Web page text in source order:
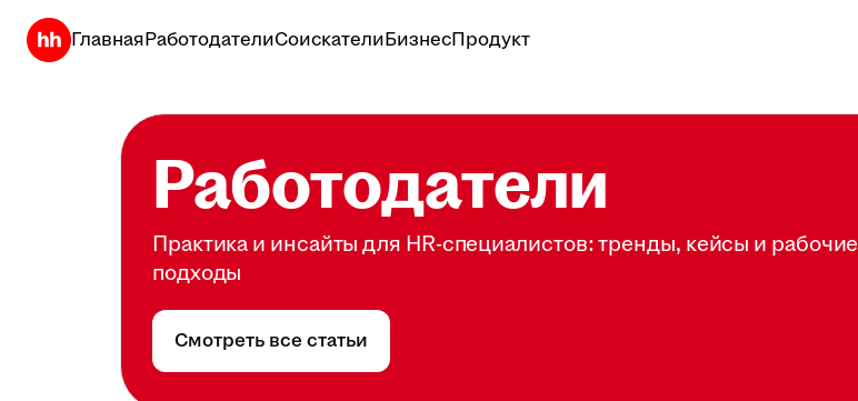
ГлавнаяРаботодателиСоискателиБизнесПродукт
Работодатели
Практика и инсайты для HR-специалистов: тренды, кейсы и рабочие
подходы
Смотреть все статьи